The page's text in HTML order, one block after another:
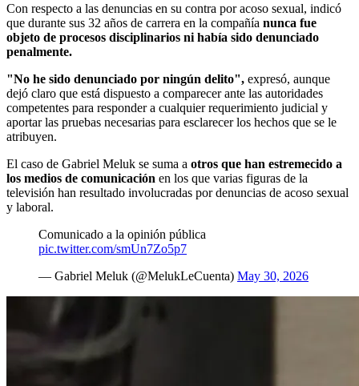
Con respecto a las denuncias en su contra por acoso sexual, indicó
que durante sus 32 años de carrera en la compañía nunca fue
objeto de procesos disciplinarios ni había sido denunciado
penalmente.
"No he sido denunciado por ningún delito", expresó, aunque
dejó claro que está dispuesto a comparecer ante las autoridades
competentes para responder a cualquier requerimiento judicial y
aportar las pruebas necesarias para esclarecer los hechos que se le
atribuyen.
El caso de Gabriel Meluk se suma a otros que han estremecido a
los medios de comunicación en los que varias figuras de la
televisión han resultado involucradas por denuncias de acoso sexual
y laboral.
Comunicado a la opinión pública
pic.twitter.com/smUn7Zo5p7
— Gabriel Meluk (@MelukLeCuenta) May 30, 2026